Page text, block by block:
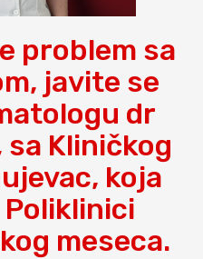
problem sa
javite se
dr
sa Kliničkog
koja
meseca.